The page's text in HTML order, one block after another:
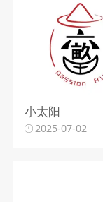
小太阳
2025-07-02